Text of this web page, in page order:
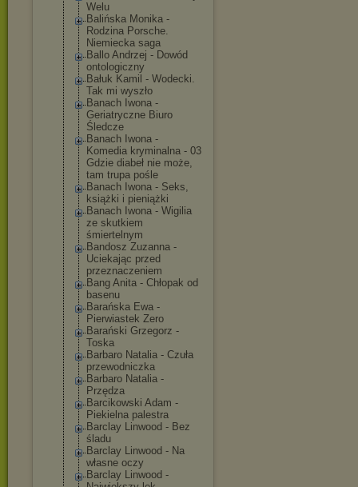
Welu
Balińska Monika -
Rodzina Porsche.
Niemiecka saga
Ballo Andrzej - Dowód
ontologiczny
Bałuk Kamil - Wodecki.
Tak mi wyszło
Banach Iwona -
Geriatryczne Biuro
Śledcze
Banach Iwona -
Komedia kryminalna - 03
Gdzie diabeł nie może,
tam trupa pośle
Banach Iwona - Seks,
książki i pieniążki
Banach Iwona - Wigilia
ze skutkiem
śmiertelnym
Bandosz Zuzanna -
Uciekając przed
przeznaczeniem
Bang Anita - Chłopak od
basenu
Barańska Ewa -
Pierwiastek Zero
Barański Grzegorz -
Toska
Barbaro Natalia - Czuła
przewodniczka
Barbaro Natalia -
Przędza
Barcikowski Adam -
Piekielna palestra
Barclay Linwood - Bez
śladu
Barclay Linwood - Na
własne oczy
Barclay Linwood -